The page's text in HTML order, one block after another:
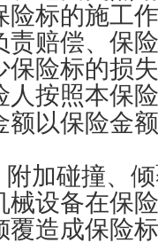
险标的施工
责赔偿、保
保险标的损
人按照本保
额以保险金
附加碰撞、
械设备在保
覆造成保险